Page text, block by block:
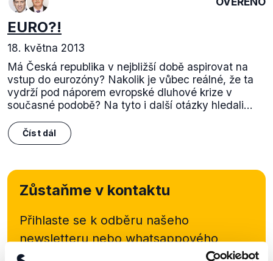
EURO?!
18. května 2013
Má Česká republika v nejbližší době aspirovat na
vstup do eurozóny? Nakolik je vůbec reálné, že ta
vydrží pod náporem evropské dluhové krize v
současné podobě? Na tyto i další otázky hledali...
Číst dál
Zůstaňme v kontaktu
Přihlaste se k odběru našeho
newsletteru nebowhatsappového
kanálu, kde pravidelně přinášíme